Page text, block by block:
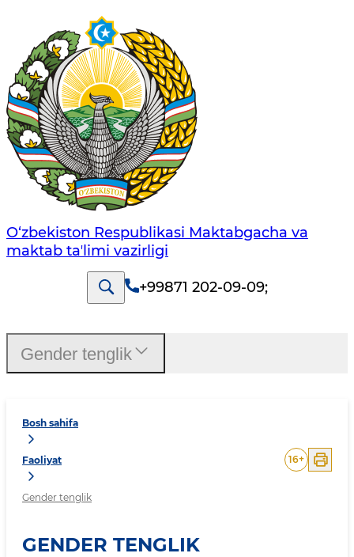
O‘zbekiston Respublikasi Maktabgacha va
maktab taʼlimi vazirligi
+99871 202-09-09;
Bosh sahifa
Faoliyat
Gender tenglik
16+
GENDER TENGLIK
Gender tenglik